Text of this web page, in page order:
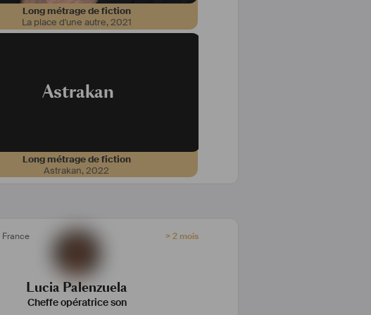
Long métrage de fiction
La place d'une autre,2021
Astrakan
Long métrage de fiction
Astrakan,2022
France > 2 mois
Lucia Palenzuela
Cheffe opératrice son